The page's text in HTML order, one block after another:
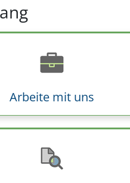
Arbeite mit uns